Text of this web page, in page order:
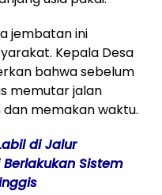
jembatan ini
Kepala Desa
bahwa sebelum
memutar jalan
memakan waktu.
di Jalur
Sistem